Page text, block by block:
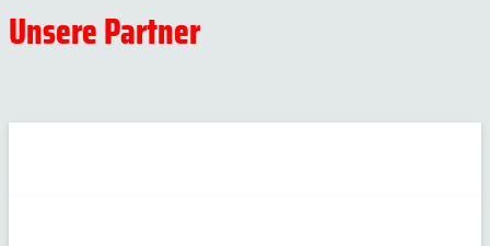
Unsere Partner